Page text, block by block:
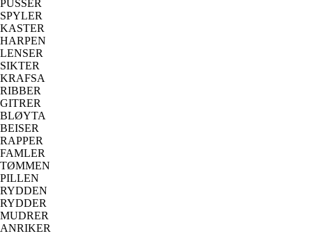
PUSSER
SPYLER
KASTER
HARPEN
LENSER
SIKTER
KRAFSA
RIBBER
GITRER
BLØYTA
BEISER
RAPPER
FAMLER
TØMMEN
PILLEN
RYDDEN
RYDDER
MUDRER
ANRIKER